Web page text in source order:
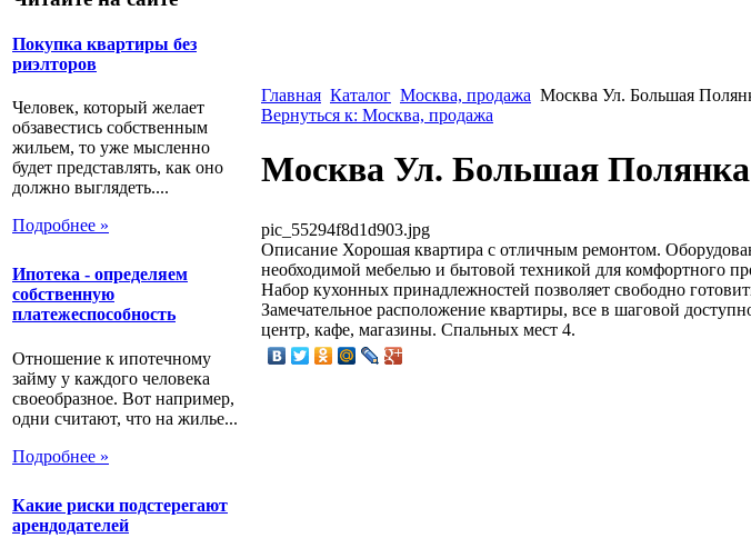
Покупка квартиры без
риэлторов
Человек, который желает
обзавестись собственным
жильем, то уже мысленно
будет представлять, как оно
должно выглядеть....
Подробнее »
Ипотека - определяем
собственную
платежеспособность
Отношение к ипотечному
займу у каждого человека
своеобразное. Вот например,
одни считают, что на жилье...
Подробнее »
Какие риски подстерегают
арендодателей
Главная Каталог Москва, продажа Москва Ул. Большая
Вернуться к: Москва, продажа
Москва Ул. Большая Полянка
pic_55294f8d1d903.jpg
Описание Хорошая квартира с отличным ремонтом.
необходимой мебелью и бытовой техникой для комфортного
Набор кухонных принадлежностей позволяет свободно
Замечательное расположение квартиры, все в шаговой
центр, кафе, магазины. Спальных мест 4.